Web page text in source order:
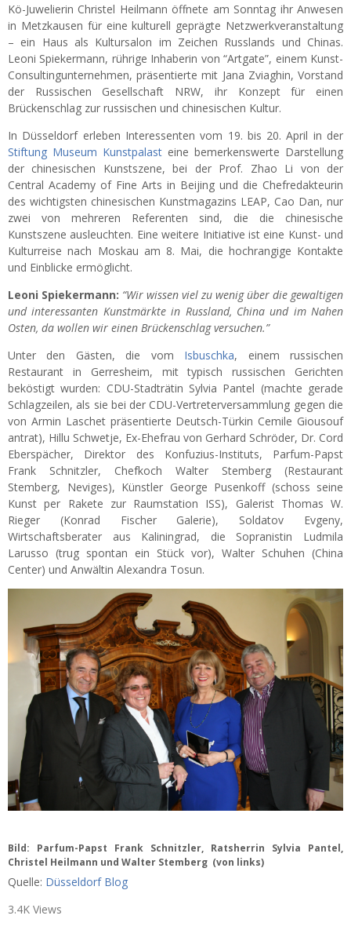
Kö-Juwelierin Christel Heilmann öffnete am Sonntag ihr Anwesen
in Metzkausen für eine kulturell geprägte Netzwerkveranstaltung
– ein Haus als Kultursalon im Zeichen Russlands und Chinas.
Leoni Spiekermann, rührige Inhaberin von “Artgate”, einem Kunst-
Consultingunternehmen, präsentierte mit Jana Zviaghin, Vorstand
der Russischen Gesellschaft NRW, ihr Konzept für einen
Brückenschlag zur russischen und chinesischen Kultur.
In Düsseldorf erleben Interessenten vom 19. bis 20. April in der
Stiftung Museum Kunstpalast eine bemerkenswerte Darstellung
der chinesischen Kunstszene, bei der Prof. Zhao Li von der
Central Academy of Fine Arts in Beijing und die Chefredakteurin
des wichtigsten chinesischen Kunstmagazins LEAP, Cao Dan, nur
zwei von mehreren Referenten sind, die die chinesische
Kunstszene ausleuchten. Eine weitere Initiative ist eine Kunst- und
Kulturreise nach Moskau am 8. Mai, die hochrangige Kontakte
und Einblicke ermöglicht.
Leoni Spiekermann: “Wir wissen viel zu wenig über die gewaltigen
und interessanten Kunstmärkte in Russland, China und im Nahen
Osten, da wollen wir einen Brückenschlag versuchen.”
Unter den Gästen, die vom Isbuschka, einem russischen
Restaurant in Gerresheim, mit typisch russischen Gerichten
beköstigt wurden: CDU-Stadträtin Sylvia Pantel (machte gerade
Schlagzeilen, als sie bei der CDU-Vertreterversammlung gegen die
von Armin Laschet präsentierte Deutsch-Türkin Cemile Giousouf
antrat), Hillu Schwetje, Ex-Ehefrau von Gerhard Schröder, Dr. Cord
Eberspächer, Direktor des Konfuzius-Instituts, Parfum-Papst
Frank Schnitzler, Chefkoch Walter Stemberg (Restaurant
Stemberg, Neviges), Künstler George Pusenkoff (schoss seine
Kunst per Rakete zur Raumstation ISS), Galerist Thomas W.
Rieger (Konrad Fischer Galerie), Soldatov Evgeny,
Wirtschaftsberater aus Kaliningrad, die Sopranistin Ludmila
Larusso (trug spontan ein Stück vor), Walter Schuhen (China
Center) und Anwältin Alexandra Tosun.
Bild: Parfum-Papst Frank Schnitzler, Ratsherrin Sylvia Pantel,
Christel Heilmann und Walter Stemberg (von links)
Quelle: Düsseldorf Blog
3.4K Views